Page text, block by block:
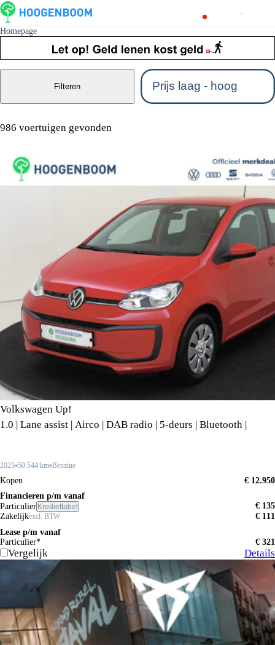
Homepage
986 voertuigen gevonden
Filteren
Volkswagen Up!
1.0 | Lane assist | Airco | DAB radio | 5-deurs | Bluetooth |
2023 50.544 km Benzine
Kopen
€ 12.950
Financieren p/m vanaf
Particulier Krediettabel
€ 135
Zakelijkexcl. BTW
€ 111
Lease p/m vanaf
Particulier*
€ 321
Vergelijk Details